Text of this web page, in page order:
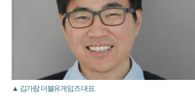
▲ 김가람 더블유게임즈 대표.